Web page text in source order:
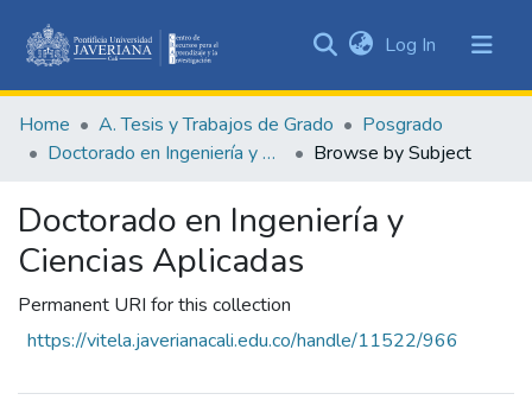
&
Collections
Log In (current)
Home A. Tesis y Trabajos de Grado
Posgrado
Doctorado en Ingeniería y Ciencias Aplicadas
Browse by Subject
Doctorado en Ingeniería y
Ciencias Aplicadas
Permanent URI for this collection
https://vitela.javerianacali.edu.co/handle/11522/966